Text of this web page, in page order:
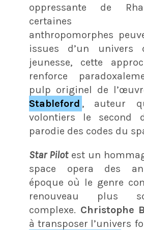
oppressante de
certaines
anthropomorphes
issues d’un univers
jeunesse, cette
renforce
pulp originel de
Stableford , auteur
volontiers le second
parodie des codes du
Star Pilotest un
space opera des
époque où le genre
renouveau plus
complexe. Christophe
à transposer l’univers